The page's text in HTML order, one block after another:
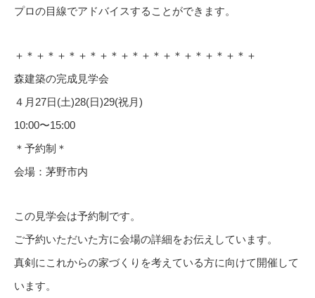
プロの目線でアドバイスすることができます。
＋＊＋＊＋＊＋＊＋＊＋＊＋＊＋＊＋＊＋＊＋＊＋
森建築の完成見学会
４月27日(土)28(日)29(祝月)
10:00〜15:00
＊予約制＊
会場：茅野市内
この見学会は予約制です。
ご予約いただいた方に会場の詳細をお伝えしています。
真剣にこれからの家づくりを考えている方に向けて開催して
います。